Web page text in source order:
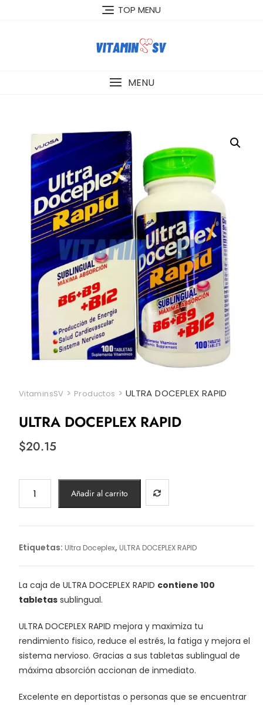
TOP MENU
MENU
VitaminsSV > Productos > ULTRA DOCEPLEX RAPID
ULTRA DOCEPLEX RAPID
$20.15
DOCEPLEX
cantidad
Añadir al carrito
Etiquetas: Ultra Doceplex, ULTRA DOCEPLEX RAPID
La caja de ULTRA DOCEPLEX RAPID contiene 100
tabletassublingual.
ULTRA DOCEPLEX RAPID mejora y maximiza tu
rendimiento fisico, reduce el estrés, la fatiga y mejora el
sistema nervioso. Gracias a sus tabletas sublingual de
máxima absorción accionan de inmediato.
Excelente en deportistas o personas que se encuentrar